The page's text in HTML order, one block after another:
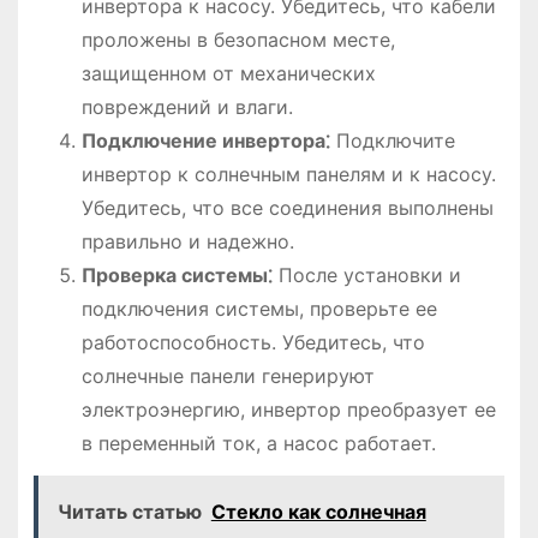
инвертора к насосу. Убедитесь, что кабели
проложены в безопасном месте,
защищенном от механических
повреждений и влаги.
Подключение инвертора⁚Подключите
инвертор к солнечным панелям и к насосу.
Убедитесь, что все соединения выполнены
правильно и надежно.
Проверка системы⁚После установки и
подключения системы, проверьте ее
работоспособность. Убедитесь, что
солнечные панели генерируют
электроэнергию, инвертор преобразует ее
в переменный ток, а насос работает.
Читать статью Стекло как солнечная